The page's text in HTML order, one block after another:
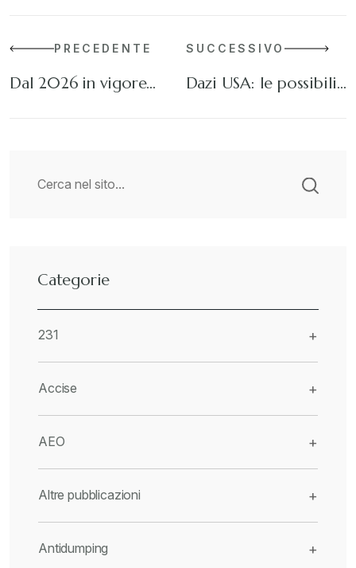
PRECEDENTE
Dal 2026 in vigore…
SUCCESSIVO
Dazi USA: le possibili…
Categorie
231 +
Accise +
AEO +
Altre pubblicazioni +
Antidumping +